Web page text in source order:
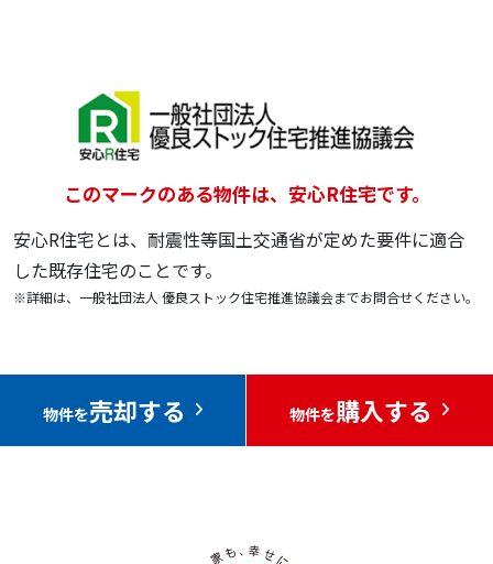
このマークのある物件は、安心R住宅です。
安心R住宅とは、耐震性等国土交通省が定めた要件に適合
した既存住宅のことです。
※詳細は、一般社団法人 優良ストック住宅推進協議会までお問合せください。
物件を売却する 物件を購入する